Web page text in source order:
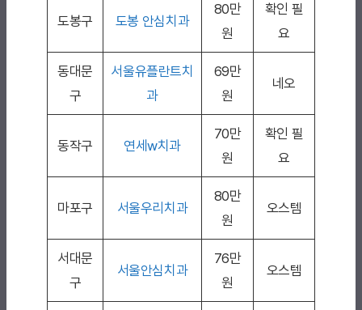
도봉구 도봉 안심치과
80만
원
확인 필
요
동대문
구
서울유플란트치
과
69만
원
네오
동작구 연세w치과
70만
원
확인 필
요
마포구 서울우리치과
80만
원
오스템
서대문
구
서울안심치과
76만
원
오스템